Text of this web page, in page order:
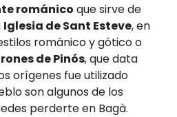
románico que sirve de
Iglesia de Sant Esteve, en
románico y gótico o
de Pinós, que data
orígenes fue utilizado
son algunos de los
perderte en Bagà.